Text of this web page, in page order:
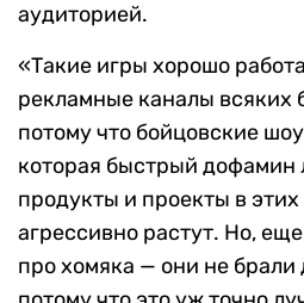
аудиторией.
«Такие игры хорошо
рекламные каналы всяких
потому что бойцовские
которая быстрый дофамин
продукты и проекты в
агрессивно растут. Но,
про хомяка — они не брали